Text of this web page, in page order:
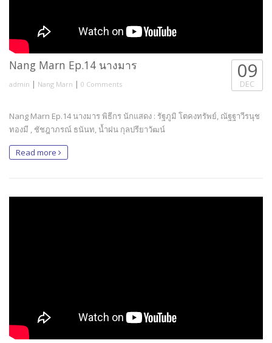
Nang Marn Ep.14 นางมาร
admin | Nang Marn | 0 Comments
09
DEC
Nang Marn Ep.14 นางมาร พิธีกร นักแสดง : รัฐภูมิ โตคงทรัพย์, ณัฐฐาวีรนุช
ทองมี , ชัชฎาภรณ์ ธนันท, น้ำฝน กุลปรียาวัฒน์
Read more